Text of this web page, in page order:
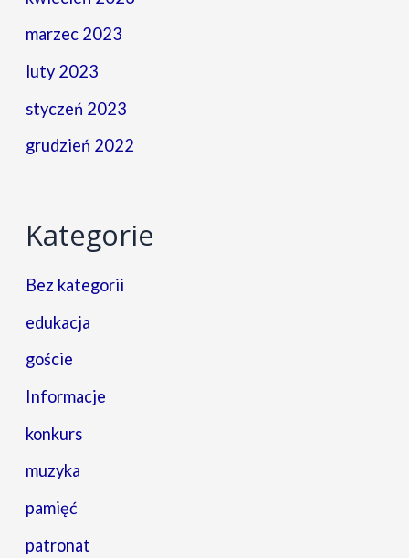
marzec 2023
luty 2023
styczeń 2023
grudzień 2022
Kategorie
Bez kategorii
edukacja
goście
Informacje
konkurs
muzyka
pamięć
patronat